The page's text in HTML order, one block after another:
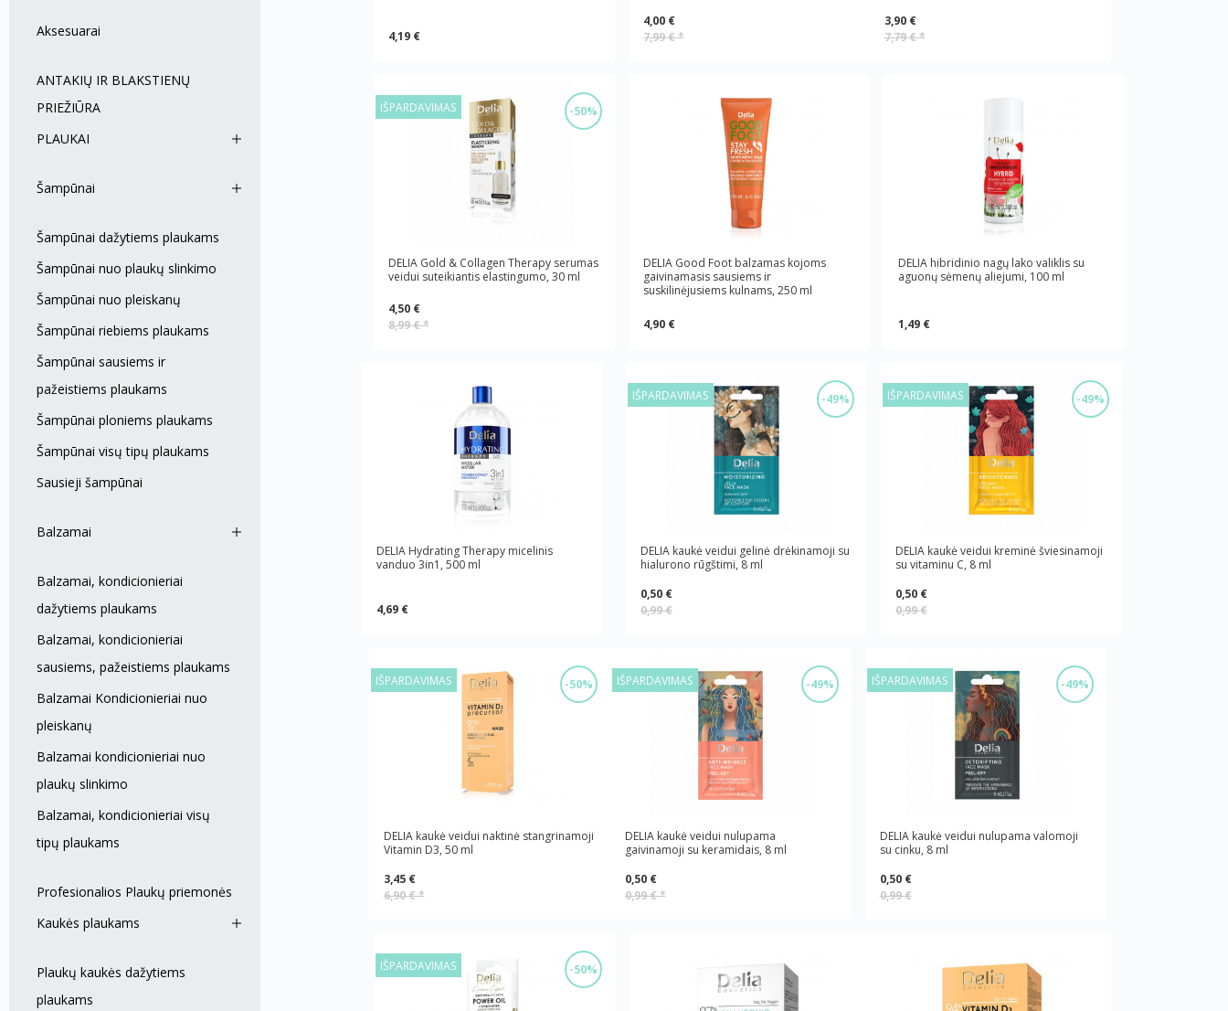
Aksesuarai
ANTAKIŲ IR BLAKSTIENŲ
PRIEŽIŪRA
PLAUKAI
Šampūnai
Šampūnai dažytiems plaukams
Šampūnai nuo plaukų slinkimo
Šampūnai nuo pleiskanų
Šampūnai riebiems plaukams
Šampūnai sausiems ir
pažeistiems plaukams
Šampūnai ploniems plaukams
Šampūnai visų tipų plaukams
Sausieji šampūnai
Balzamai
Balzamai, kondicionieriai
dažytiems plaukams
Balzamai, kondicionieriai
sausiems, pažeistiems plaukams
Balzamai Kondicionieriai nuo
pleiskanų
Balzamai kondicionieriai nuo
plaukų slinkimo
Balzamai, kondicionieriai visų
tipų plaukams
Profesionalios Plaukų priemonės
Kaukės plaukams
Plaukų kaukės dažytiems
plaukams
4,19 €
4,00 €
7,99 €*
3,90 €
7,79 €*
-50%
IŠPARDAVIMAS
DELIA Gold & Collagen Therapy serumas
veidui suteikiantis elastingumo, 30 ml
4,50 €
8,99 €*
DELIA Good Foot balzamas kojoms
gaivinamasis sausiems ir
suskilinėjusiems kulnams, 250 ml
4,90 €
DELIA hibridinio nagų lako valiklis su
aguonų sėmenų aliejumi, 100 ml
1,49 €
DELIA Hydrating Therapy micelinis
vanduo 3in1, 500 ml
4,69 €
-49%
IŠPARDAVIMAS
DELIA kaukė veidui gelinė drėkinamoji su
hialurono rūgštimi, 8 ml
0,50 €
0,99 €
-49%
IŠPARDAVIMAS
DELIA kaukė veidui kreminė šviesinamoji
su vitaminu C, 8 ml
0,50 €
0,99 €
-50%
IŠPARDAVIMAS
DELIA kaukė veidui naktinė stangrinamoji
Vitamin D3, 50 ml
3,45 €
6,90 €*
-49%
IŠPARDAVIMAS
DELIA kaukė veidui nulupama
gaivinamoji su keramidais, 8 ml
0,50 €
0,99 €*
-49%
IŠPARDAVIMAS
DELIA kaukė veidui nulupama valomoji
su cinku, 8 ml
0,50 €
0,99 €
-50%
IŠPARDAVIMAS